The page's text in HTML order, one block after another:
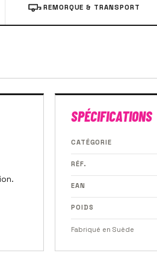
REMORQUE & TRANSPORT
SPÉCIFICATIONS
CATÉGORIE
RÉF.
EAN
POIDS
Fabriqué en Suède